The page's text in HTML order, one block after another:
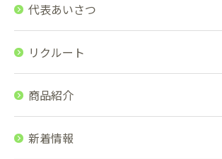
代表あいさつ
リクルート
商品紹介
新着情報